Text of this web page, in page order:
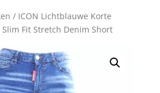
/ ICON Lichtblauwe Korte
Fit Stretch Denim Short